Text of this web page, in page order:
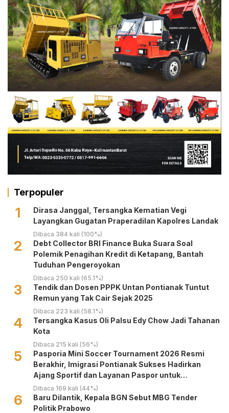
Terpopuler
1
Dirasa Janggal, Tersangka Kematian Vegi
Layangkan Gugatan Praperadilan Kapolres Landak
Dibaca 384 kali (100%)
2
Debt Collector BRI Finance Buka Suara Soal
Polemik Penagihan Kredit di Ketapang, Bantah
Tuduhan Pengeroyokan
Dibaca 250 kali (65.1%)
3
Tendik dan Dosen PPPK Untan Pontianak Tuntut
Remun yang Tak Cair Sejak 2025
Dibaca 223 kali (58.1%)
4
Tersangka Kasus Oli Palsu Edy Chow Jadi Tahanan
Kota
Dibaca 215 kali (56%)
5
Pasporia Mini Soccer Tournament 2026 Resmi
Berakhir, Imigrasi Pontianak Sukses Hadirkan
Ajang Sportif dan Layanan Paspor untuk
Masyarakat
Dibaca 169 kali (44%)
6
Baru Dilantik, Kepala BGN Sebut MBG Tender
Politik Prabowo